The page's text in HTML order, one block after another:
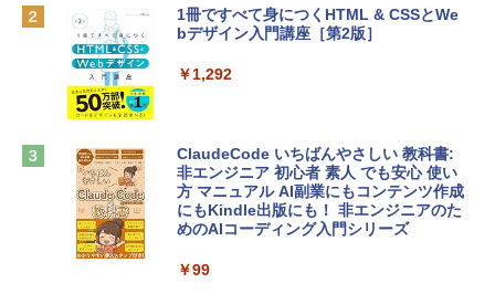
￥113,748
tomtoc 360°保護 15.6 16インチ パソコ
￥2,952
Apple 2026 MacBook Air M5チップ搭載
13インチノートブック：AIとApple Intell
スプレイ、16GBユニファイドメモリ、1
Robloxギフトカード - 1000 Robux 【限
インゲームコード】 ロブロックス |オン
Robloxギフトカード - 2,000 Robux 【限
定バーチャルアイテムを含む】 【オンラ
インゲームコード】 ロブロックス | オン
1冊ですべて身につくHTML & CSSとWe
bデザイン入門講座［第2版］
￥1,292
ClaudeCode いちばんやさしい 教科書:
非エンジニア 初心者 素人 でも安心 使い
方 マニュアル AI副業にもコンテンツ作成
にもKindle出版にも！ 非エンジニアのた
めのAIコーディング入門シリーズ
￥99